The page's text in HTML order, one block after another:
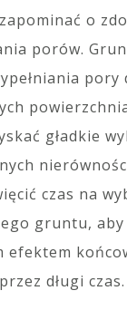
o
porów.
pory
gładkie
czas na
gruntu, aby
efektem
długi czas.